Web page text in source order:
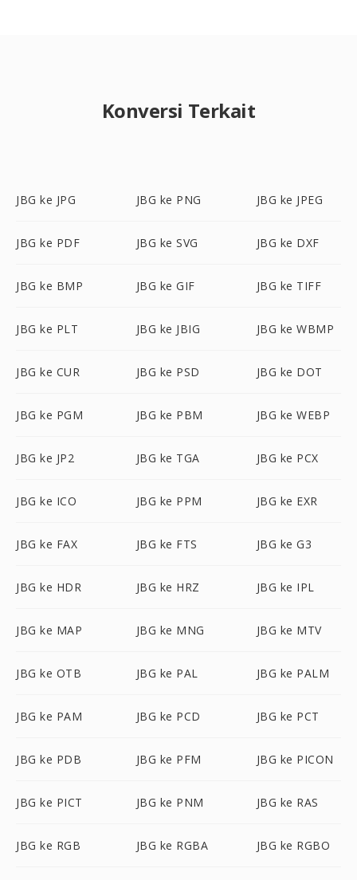
Konversi Terkait
JBG ke JPG JBG ke PNG JBG ke JPEG
JBG ke PDF JBG ke SVG JBG ke DXF
JBG ke BMP JBG ke GIF JBG ke TIFF
JBG ke PLT JBG ke JBIG JBG ke WBMP
JBG ke CUR JBG ke PSD JBG ke DOT
JBG ke PGM JBG ke PBM JBG ke WEBP
JBG ke JP2 JBG ke TGA JBG ke PCX
JBG ke ICO JBG ke PPM JBG ke EXR
JBG ke FAX JBG ke FTS JBG ke G3
JBG ke HDR JBG ke HRZ JBG ke IPL
JBG ke MAP JBG ke MNG JBG ke MTV
JBG ke OTB JBG ke PAL JBG ke PALM
JBG ke PAM JBG ke PCD JBG ke PCT
JBG ke PDB JBG ke PFM JBG ke PICON
JBG ke PICT JBG ke PNM JBG ke RAS
JBG ke RGB JBG ke RGBA JBG ke RGBO